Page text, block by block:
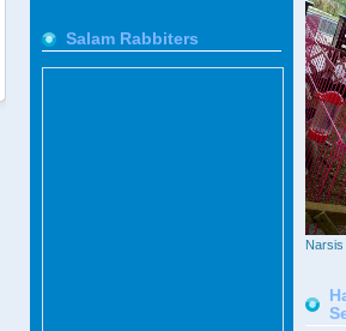
Narsis
Salam Rabbiters